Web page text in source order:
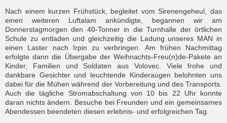
Nach einem kurzen Frühstück, begleitet vom Sirenengeheul, das
einen weiteren Luftalam ankündigte, begannen wir am
Donnerstagmorgen den 40-Tonner in die Turnhalle der örtlichen
Schule zu entladen und gleichzeitig die Ladung unseres MAN in
einen Laster nach Irpin zu verbringen. Am frühen Nachmittag
erfolgte dann die Übergabe der Weihnachts-Freu(n)de-Pakete an
Kinder, Familien und Soldaten aus Volovec. Viele frohe und
dankbare Gesichter und leuchtende Kinderaugen belohnten uns
dabei für die Mühen während der Vorbereitung und des Transports.
Auch die tägliche Stromabschaltung von 10 bis 22 Uhr konnte
daran nichts ändern. Besuche bei Freunden und ein gemeinsames
Abendessen beendeten diesen erlebnis- und erfolgreichen Tag.